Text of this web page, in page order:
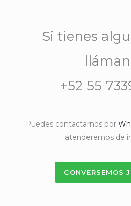
Si tienes
+52 55
Puedes contactarnos por
atenderemos de
CONVERSEMOS